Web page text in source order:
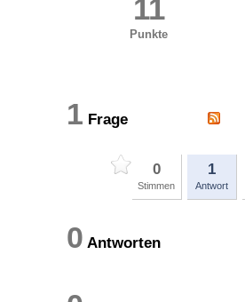
11
Punkte
1 Frage
0
Stimmen
1
Antwort
0 Antworten